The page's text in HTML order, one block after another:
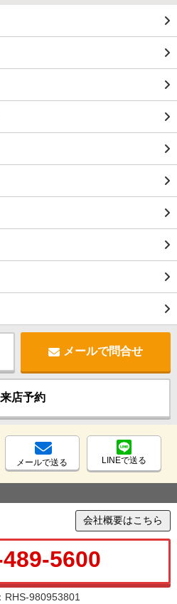
メールで問合せ
来店予約
メールで送る LINEで送る
会社概要はこちら
5600
RHS-980953801